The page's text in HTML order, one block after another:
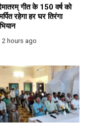
गीत के 150 वर्ष को
रहेगा हर घर तिरंगा
2 hours ago